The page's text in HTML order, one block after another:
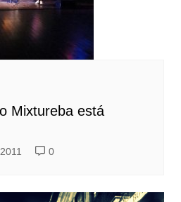
Mixtureba está
0